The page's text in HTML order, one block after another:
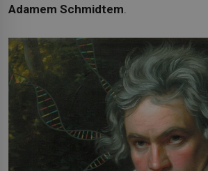
Adamem Schmidtem